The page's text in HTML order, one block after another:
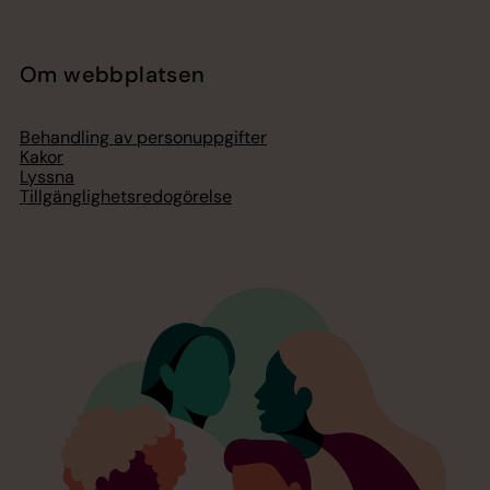
Om webbplatsen
Behandling av personuppgifter
Kakor
Lyssna
Tillgänglighetsredogörelse